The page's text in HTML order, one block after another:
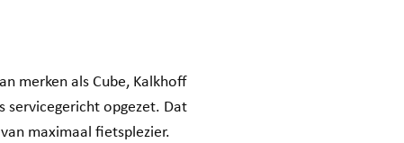
merken als Cube, Kalkhoff
servicegericht opgezet. Dat
maximaal fietsplezier.